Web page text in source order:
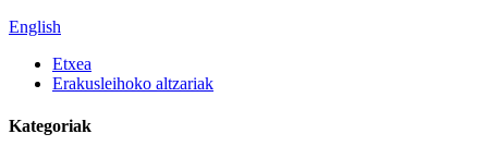
English
Etxea
Erakusleihoko altzariak
Kategoriak